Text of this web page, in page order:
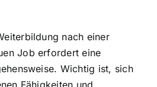
nach einer
Job erfordert eine
Wichtig ist, sich
Fähigkeiten und